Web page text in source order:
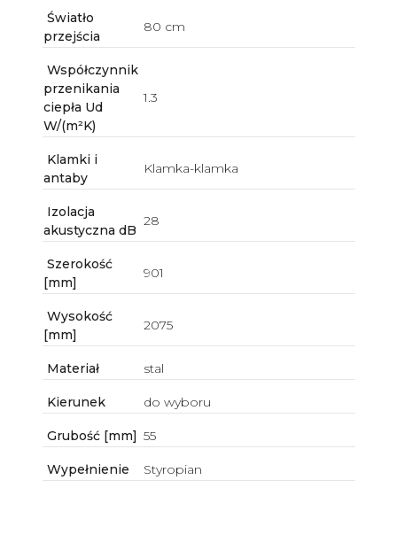
Światło
przejścia
80 cm
Współczynnik
przenikania
ciepła Ud
W/(m²K)
1.3
Klamki i
antaby
Klamka-klamka
Izolacja
akustyczna dB
28
Szerokość
[mm]
901
Wysokość
[mm]
2075
Materiał stal
Kierunek do wyboru
Grubość [mm] 55
Wypełnienie Styropian